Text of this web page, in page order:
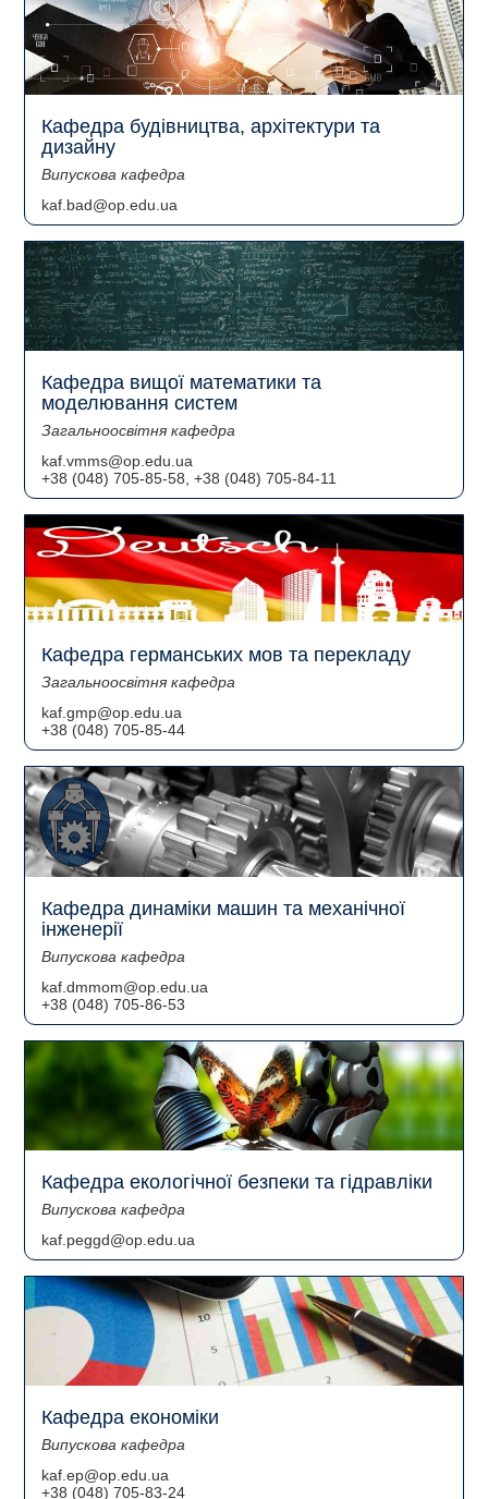
Кафедра будівництва, архітектури та
дизайну
Випускова кафедра
kaf.bad@op.edu.ua
Кафедра вищої математики та
моделювання систем
Загальноосвітня кафедра
kaf.vmms@op.edu.ua
+38 (048) 705-85-58, +38 (048) 705-84-11
Кафедра германських мов та перекладу
Загальноосвітня кафедра
kaf.gmp@op.edu.ua
+38 (048) 705-85-44
Кафедра динаміки машин та механічної
інженерії
Випускова кафедра
kaf.dmmom@op.edu.ua
+38 (048) 705-86-53
Кафедра екологічної безпеки та гідравліки
Випускова кафедра
kaf.peggd@op.edu.ua
Кафедра економіки
Випускова кафедра
kaf.ep@op.edu.ua
+38 (048) 705-83-24